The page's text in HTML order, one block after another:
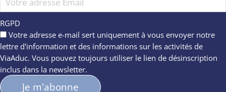
RGPD
Votre adresse e-mail sert uniquement à vous envoyer notre
lettre d'information et des informations sur les activités de
ViaAduc. Vous pouvez toujours utiliser le lien de désinscription
inclus dans la newsletter.